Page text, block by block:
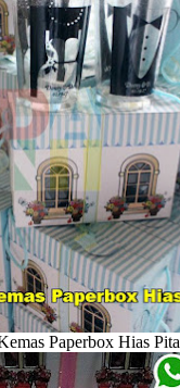
Paperbox Hias Pita